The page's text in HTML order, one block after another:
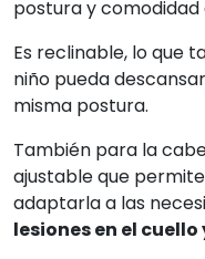
postura y
Es reclinable, lo que
niño pueda
misma postura.
También para la
ajustable que
adaptarla a las
lesiones en el